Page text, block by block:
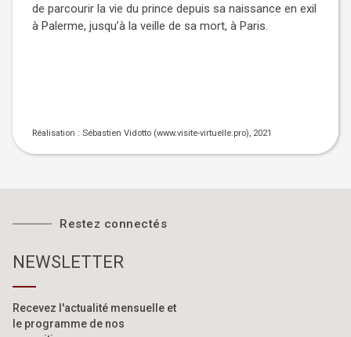
de parcourir la vie du prince depuis sa naissance en exil
à Palerme, jusqu’à la veille de sa mort, à Paris.
Réalisation : Sébastien Vidotto (www.visite-virtuelle.pro), 2021
Restez connectés
NEWSLETTER
Recevez l'actualité mensuelle et
le programme de nos